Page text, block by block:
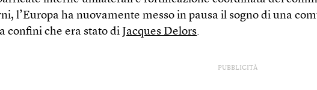
l’Europa ha nuovamente messo in pausa il sogno di una
confini che era stato di Jacques Delors.
PUBBLICITÀ